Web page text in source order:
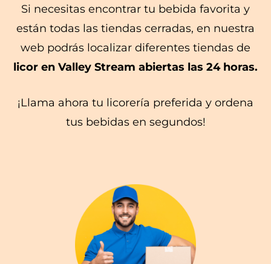
Si necesitas encontrar tu bebida favorita y
están todas las tiendas cerradas, en nuestra
web podrás localizar diferentes tiendas de
licor en Valley Stream abiertas las 24 horas.
¡Llama ahora tu licorería preferida y ordena
tus bebidas en segundos!